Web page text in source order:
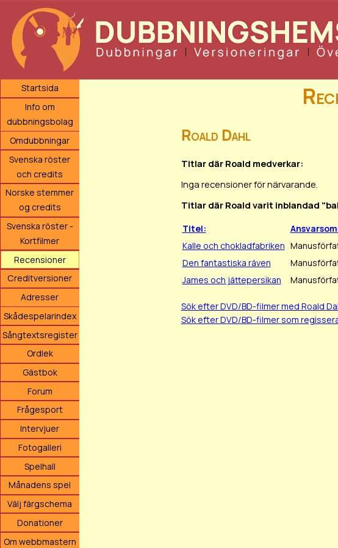
Startsida
Info om
dubbningsbolag
Omdubbningar
Svenska röster
och credits
Norske stemmer
og credits
Svenska röster -
Kortfilmer
Recensioner
Creditversioner
Adresser
Skådespelarindex
Sångtextsregister
Ordlek
Gästbok
Forum
Frågesport
Intervjuer
Fotogalleri
Spelhall
Månadens spel
Välj färgschema
Donationer
Om webbmastern
Roald Dahl
Titlar där Roald medverkar:
Inga recensioner för närvarande.
Titlar där Roald varit inblandad
Titel:
Kalle och chokladfabriken
Den fantastiska räven
James och jättepersikan
Sök efter DVD/BD-filmer med Roald
Sök efter DVD/BD-filmer som